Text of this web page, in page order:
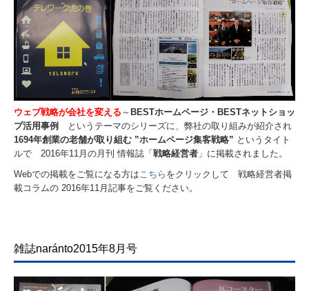
ウェブ戦略が会社を変える ～ BESTホームページ・BESTネットショッ
プ活用事例 というテーマのシリーズに、弊社の取り組みが紹介され
1694年創業の老舗が取り組む ”ホームページ集客戦略” というタイト
ルで 2016年11月の月刊 情報誌「戦略経営者 」に掲載されました。
Webでの掲載をご覧になる方は こちら をクリックして 戦略経営者掲
載コラムの 2016年11月記事をご覧ください。
雑誌naránto2015年8月号